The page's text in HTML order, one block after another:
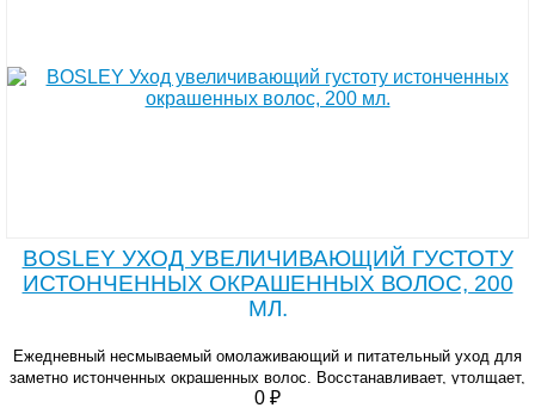
BOSLEY УХОД УВЕЛИЧИВАЮЩИЙ ГУСТОТУ
ИСТОНЧЕННЫХ ОКРАШЕННЫХ ВОЛОС, 200
МЛ.
Ежедневный несмываемый омолаживающий и питательный уход для
заметно истонченных окрашенных волос. Восстанавливает, утолщает,
добавляет силу и объём.
0 ₽